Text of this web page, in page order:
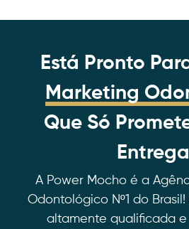
Está Pronto
Marketing
Que Só
A Power Mocho é a
Odontológico Nº1 do
altamente qualificada